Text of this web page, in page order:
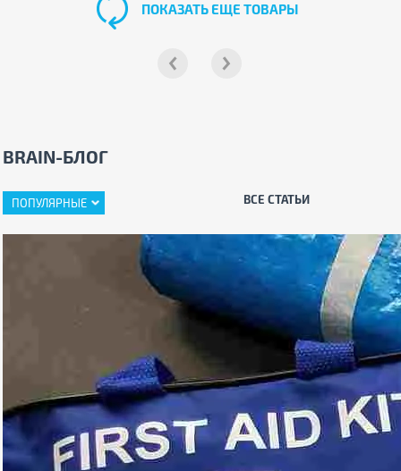
ПОКАЗАТЬ ЕЩЕ ТОВАРЫ
BRAIN-БЛОГ
ПОПУЛЯРНЫЕ ВСЕ СТАТЬИ